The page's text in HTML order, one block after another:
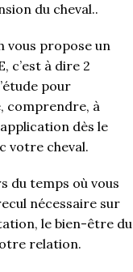
du cheval..
vous propose un
c’est à dire 2
pour
comprendre, à
dès le
votre cheval.
du temps où vous
nécessaire sur
le bien-être du
relation.